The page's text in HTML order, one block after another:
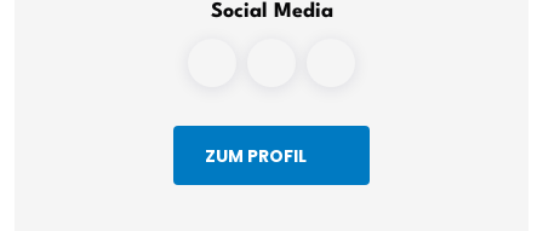
Social Media
ZUM PROFIL